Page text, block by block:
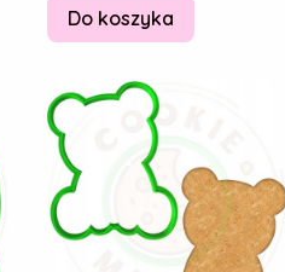
Do koszyka